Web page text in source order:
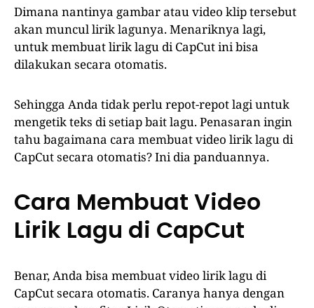
Dimana nantinya gambar atau video klip tersebut
akan muncul lirik lagunya. Menariknya lagi,
untuk membuat lirik lagu di CapCut ini bisa
dilakukan secara otomatis.
Sehingga Anda tidak perlu repot-repot lagi untuk
mengetik teks di setiap bait lagu. Penasaran ingin
tahu bagaimana cara membuat video lirik lagu di
CapCut secara otomatis? Ini dia panduannya.
Cara Membuat Video
Lirik Lagu di CapCut
Benar, Anda bisa membuat video lirik lagu di
CapCut secara otomatis. Caranya hanya dengan